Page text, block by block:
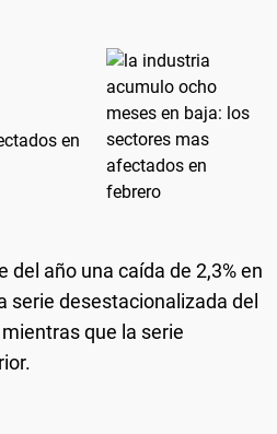
en
año una caída de 2,3% en
serie desestacionalizada del
mientras que la serie